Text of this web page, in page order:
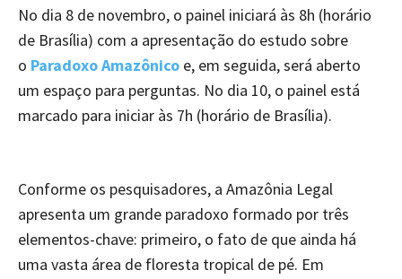
No dia 8 de novembro, o painel iniciará às 8h (horário
de Brasília) com a apresentação do estudo sobre
o Paradoxo Amazônico e, em seguida, será aberto
um espaço para perguntas. No dia 10, o painel está
marcado para iniciar às 7h (horário de Brasília).
Conforme os pesquisadores, a Amazônia Legal
apresenta um grande paradoxo formado por três
elementos-chave: primeiro, o fato de que ainda há
uma vasta área de floresta tropical de pé. Em